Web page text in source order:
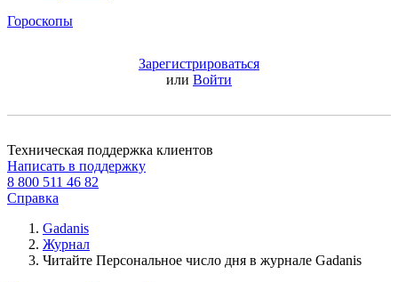
Гороскопы
Зарегистрироваться
или Войти
Техническая поддержка клиентов
Написать в поддержку
8 800 511 46 82
Справка
Gadanis
Журнал
Читайте Персональное число дня в журнале Gadanis